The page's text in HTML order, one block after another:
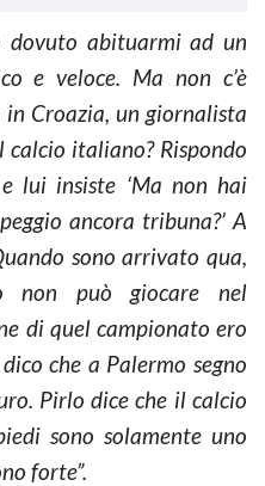
dovuto abituarmi ad un
e veloce. Ma non c’è
Croazia, un giornalista
calcio italiano? Rispondo
lui insiste ‘Ma non hai
ancora tribuna?’ A
sono arrivato qua,
non può giocare nel
di quel campionato ero
che a Palermo segno
Pirlo dice che il calcio
sono solamente uno
forte”.